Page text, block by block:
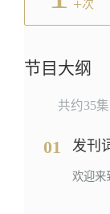
+次
节目大纲
共约35
01 发刊
欢迎来